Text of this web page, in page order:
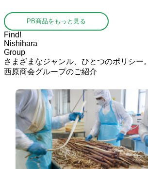
PB商品をもっと見る
Find!
Nishihara
Group
さまざまなジャンル、ひとつのポリシー。
西原商会グループのご紹介